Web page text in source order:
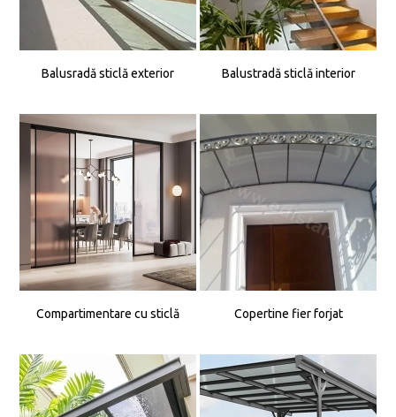
Balusradă sticlă exterior Balustradă sticlă interior
Compartimentare cu sticlă Copertine fier forjat